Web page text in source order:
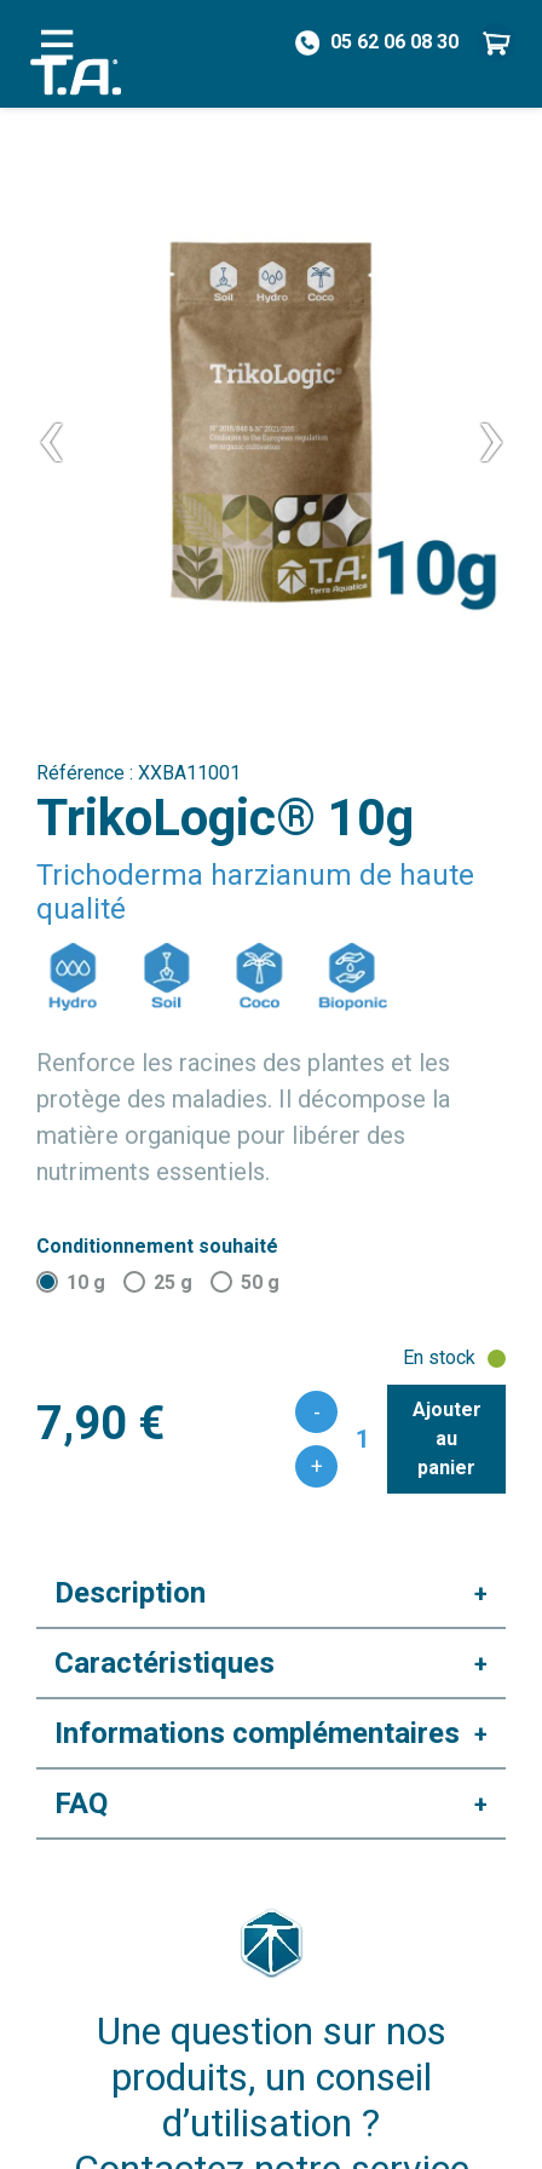
05 62 06 08 30
/ Biostimulants
‹ ›
Référence : XXBA11001
TrikoLogic® 10g
Trichoderma harzianum de haute
qualité
Renforce les racines des plantes et les
protège des maladies. Il décompose la
matière organique pour libérer des
nutriments essentiels.
Conditionnement souhaité
10 g
25 g 50 g
7,90 €
En stock
Ajouter
au
panier
-
+
1
Description +
Caractéristiques +
Informations complémentaires +
FAQ +
Une question sur nos
produits, un conseil
d’utilisation ?